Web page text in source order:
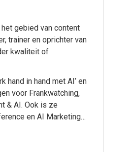
gebied van content
trainer en oprichter van
kwaliteit of
hand in hand met AI’ en
voor Frankwatching,
& AI. Ook is ze
en AI Marketing